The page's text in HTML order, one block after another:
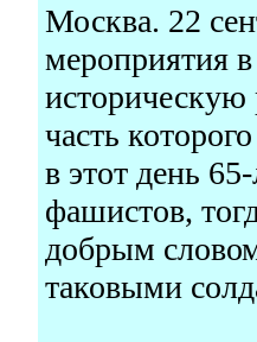
Москва. 22
мероприятия в
историческую
часть
в этот день
фашистов,
добрым
таковыми